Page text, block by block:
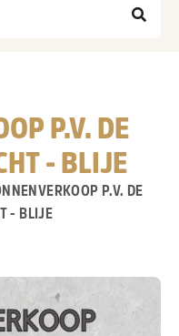
P.V. DE
- BLIJE
P.V. DE
- BLIJE